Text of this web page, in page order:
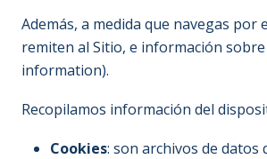
Además, a medida que navegas
remiten al Sitio, e información
information).
Recopilamos información del
Cookies: son archivos de